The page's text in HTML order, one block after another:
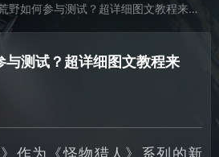
野如何参与测试？超详细图文教程来
与测试？超详细图文教程来
作为《怪物猎人》系列的新